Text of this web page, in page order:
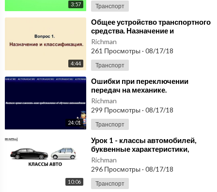
3:57 Транспорт
4:44
⁣Общее устройство транспортного
средства. Назначение и
классификация.
Richman
261 Просмотры · 08/17/18
Транспорт
24:01
⁣Ошибки при переключении
передач на механике.
Richman
299 Просмотры · 08/17/18
Транспорт
10:06
⁣Урок 1 - классы автомобилей,
буквенные характеристики,
видеокурс 'Как выбрать
автомобиль'
Richman
296 Просмотры · 08/17/18
Транспорт